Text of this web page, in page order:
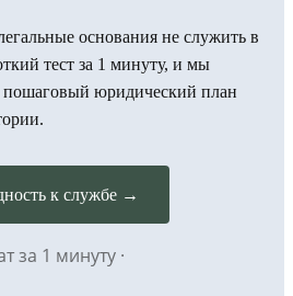
основания не служить в
тест за 1 минуту, и мы
пошаговый юридический план
к службе →
за 1 минуту ·